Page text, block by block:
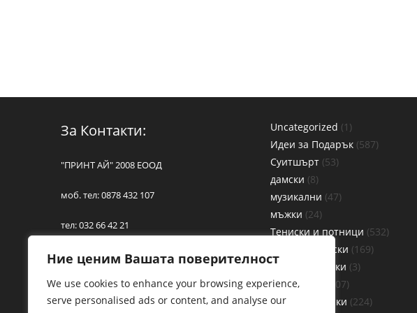
Ние ценим Вашата поверителност
We use cookies to enhance your browsing experience,
serve personalised ads or content, and analyse our
За Контакти:
"ПРИНТ АЙ" 2008 ЕООД
моб. тел: 0878 432 107
тел: 032 66 42 21
Пловдив, ул. "Бетовен" 12
E-mail:bg664221@abv.bg
Uncategorized 1
Идеи за Подарък 587
Суитшърт 53
дамски 8
музикални 47
мъжки 24
Тениски и потници 532
Дамски Тениски 169
Детски Тениски 3
Музикални
307
Мъжки Тениски 224